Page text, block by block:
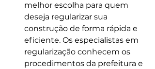
melhor escolha para quem
deseja regularizar sua
construção de forma rápida e
eficiente. Os especialistas em
regularização conhecem os
procedimentos da prefeitura e